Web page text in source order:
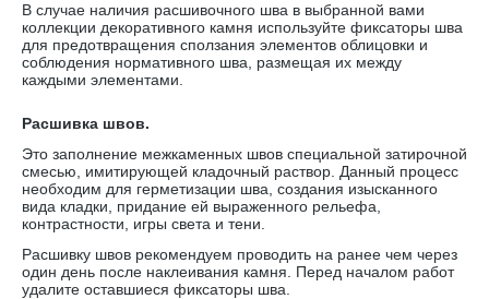
В случае наличия расшивочного шва в выбранной вами
коллекции декоративного камня используйте фиксаторы шва
для предотвращения сползания элементов облицовки и
соблюдения нормативного шва, размещая их между
каждыми элементами.
Расшивка швов.
Это заполнение межкаменных швов специальной затирочной
смесью, имитирующей кладочный раствор. Данный процесс
необходим для герметизации шва, создания изысканного
вида кладки, придание ей выраженного рельефа,
контрастности, игры света и тени.
Расшивку швов рекомендуем проводить на ранее чем через
один день после наклеивания камня. Перед началом работ
удалите оставшиеся фиксаторы шва.